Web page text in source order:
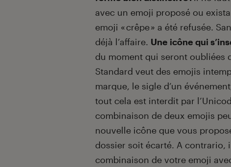
avec un emoji proposé ou
emoji « crêpe » a été refusée.
déjà l’affaire. Une icône qui
du moment qui seront oubliées
Standard veut des emojis
marque, le sigle d’un
tout cela est interdit par
combinaison de deux emojis
nouvelle icône que vous
dossier soit écarté. A contrario,
combinaison de votre emoji